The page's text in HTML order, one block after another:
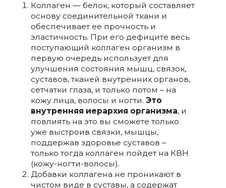
Коллаген — белок, который составляет
основу соединительной ткани и
обеспечивает ее прочность и
эластичность. При его дефиците весь
поступающий коллаген организм в
первую очередь использует для
улучшения состояния мышц, связок,
суставов, тканей внутренних органов,
сетчатки глаза, и только потом – на
кожу лица, волосы и ногти. Это
внутренняя иерархия организма, и
повлиять на это вы сможете только
уже выстроив связки, мышцы,
поддержав здоровье суставов –
только тогда коллаген пойдет на КВН
(кожу-ногти-волосы).
Добавки коллагена не проникают в
чистом виде в суставы, а содержат